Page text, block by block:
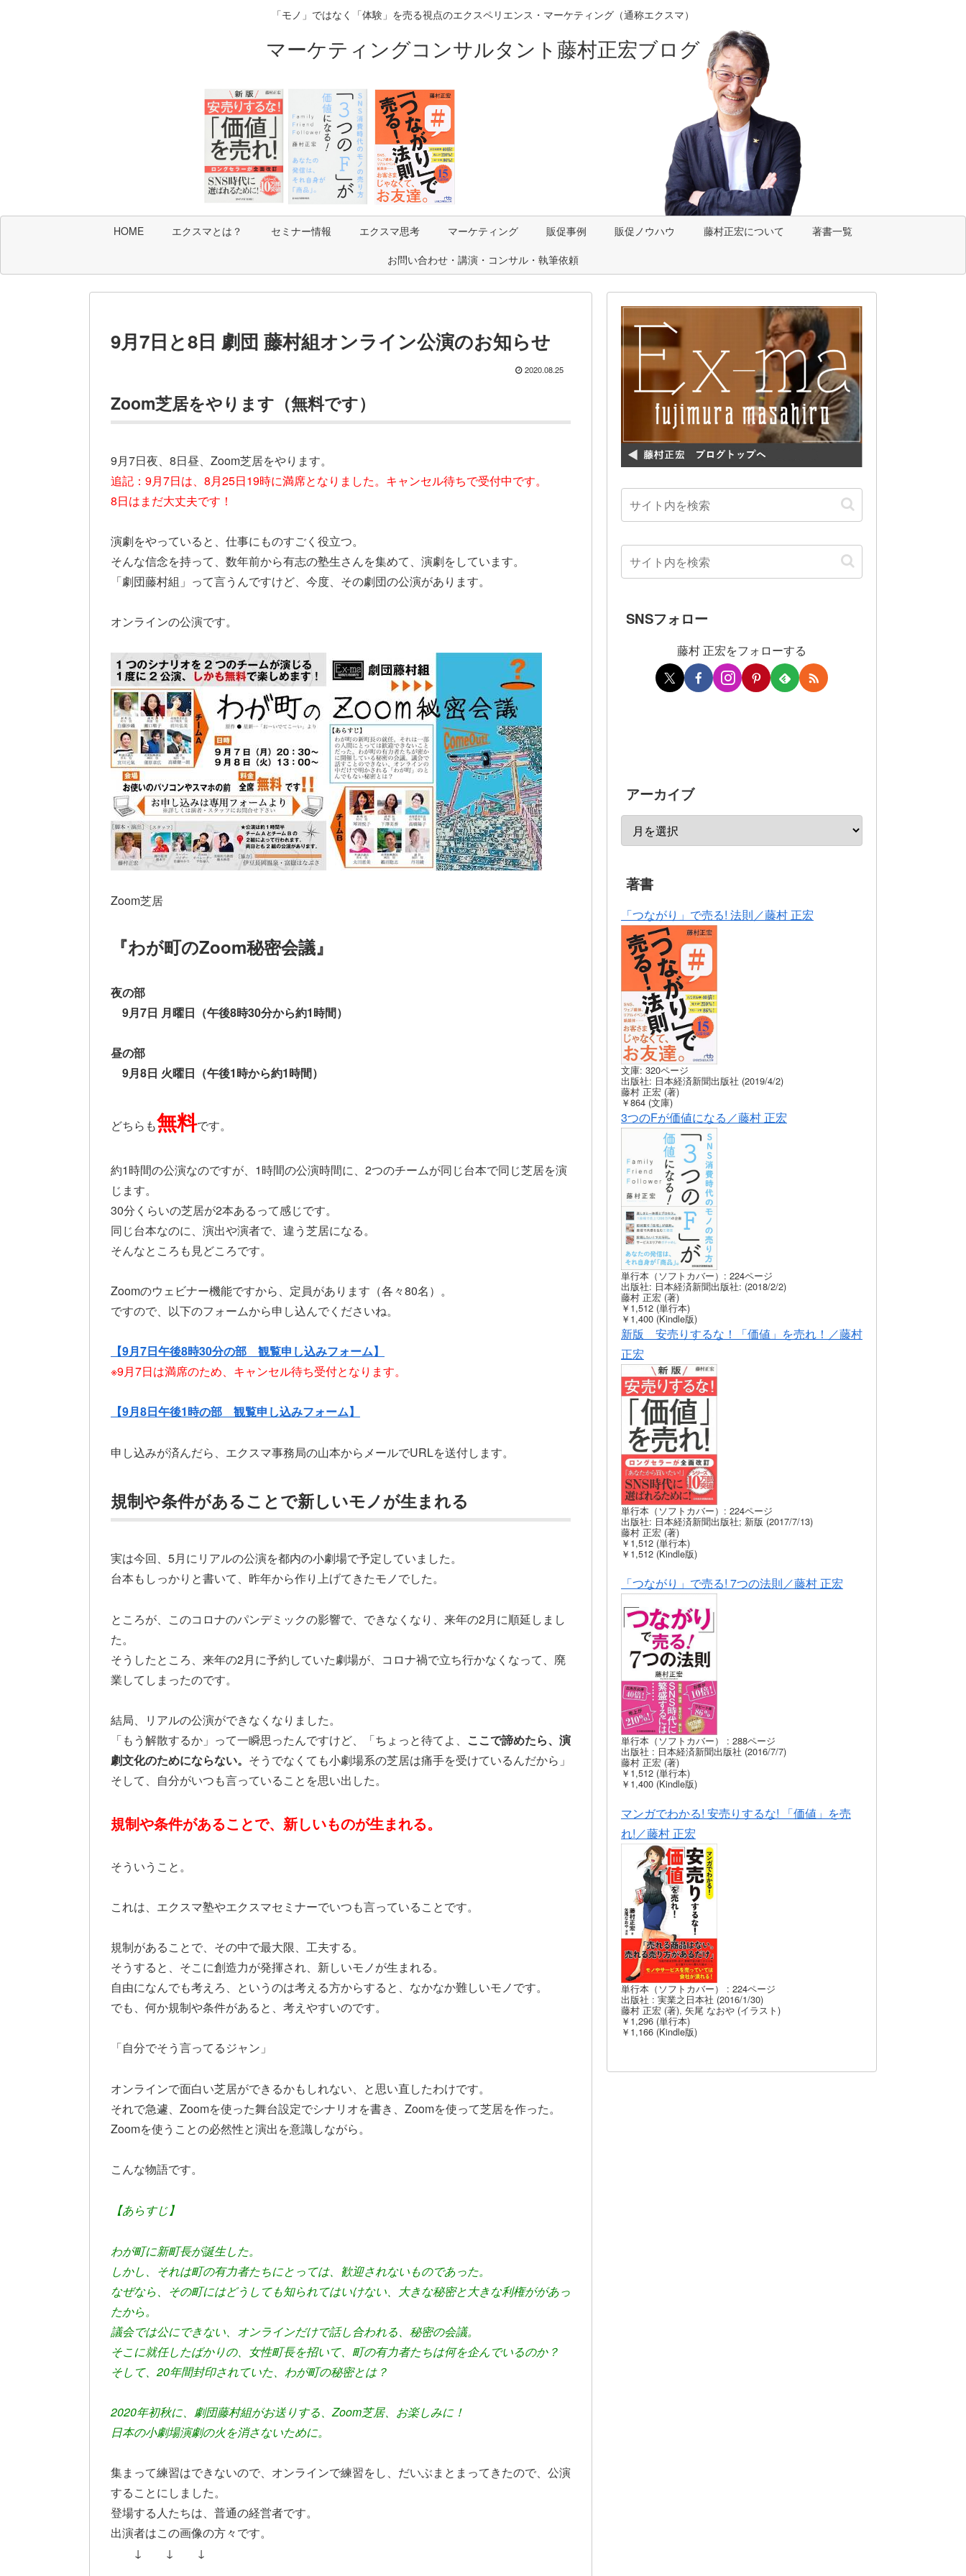
「モノ」ではなく「体験」を売る視点のエクスペリエンス・マーケティング（通称エクスマ）
マーケティングコンサルタント藤村正宏ブログ
HOME エクスマとは？ セミナー情報 エクスマ思考 マーケティング 販促事例 販促ノウハウ 藤村正宏について
著書一覧
お問い合わせ・講演・コンサル・執筆依頼
9月7日と8日 劇団 藤村組オンライン公演のお知らせ
2020.08.25
Zoom芝居をやります（無料です）
9月7日夜、8日昼、Zoom芝居をやります。
追記：9月7日は、8月25日19時に満席となりました。キャンセル待ちで受付中です。
8日はまだ大丈夫です！
演劇をやっていると、仕事にものすごく役立つ。
そんな信念を持って、数年前から有志の塾生さんを集めて、演劇をしています。
「劇団藤村組」って言うんですけど、今度、その劇団の公演があります。
オンラインの公演です。
Zoom芝居
『わが町のZoom秘密会議』
夜の部
9月7日 月曜日（午後8時30分から約1時間）
昼の部
9月8日 火曜日（午後1時から約1時間）
どちらも無料です。
約1時間の公演なのですが、1時間の公演時間に、2つのチームが同じ台本で同じ芝居を演
じます。
30分くらいの芝居が2本あるって感じです。
同じ台本なのに、演出や演者で、違う芝居になる。
そんなところも見どころです。
Zoomのウェビナー機能ですから、定員があります（各々80名）。
ですので、以下のフォームから申し込んでくださいね。
【9月7日午後8時30分の部 観覧申し込みフォーム】
※9月7日は満席のため、キャンセル待ち受付となります。
【9月8日午後1時の部 観覧申し込みフォーム】
申し込みが済んだら、エクスマ事務局の山本からメールでURLを送付します。
規制や条件があることで新しいモノが生まれる
実は今回、5月にリアルの公演を都内の小劇場で予定していました。
台本もしっかりと書いて、昨年から作り上げてきたモノでした。
ところが、このコロナのパンデミックの影響で、できなくなり、来年の2月に順延しまし
た。
そうしたところ、来年の2月に予約していた劇場が、コロナ禍で立ち行かなくなって、廃
業してしまったのです。
結局、リアルの公演ができなくなりました。
「もう解散するか」って一瞬思ったんですけど、「ちょっと待てよ、 ここで諦めたら、演
劇文化のためにならない。 そうでなくても小劇場系の芝居は痛手を受けているんだから」
そして、自分がいつも言っていることを思い出した。
規制や条件があることで、新しいものが生まれる。
そういうこと。
これは、エクスマ塾やエクスマセミナーでいつも言っていることです。
規制があることで、その中で最大限、工夫する。
そうすると、そこに創造力が発揮され、新しいモノが生まれる。
自由になんでも考えろ、というのは考える方からすると、なかなか難しいモノです。
でも、何か規制や条件があると、考えやすいのです。
「自分でそう言ってるジャン」
オンラインで面白い芝居ができるかもしれない、と思い直したわけです。
それで急遽、Zoomを使った舞台設定でシナリオを書き、Zoomを使って芝居を作った。
Zoomを使うことの必然性と演出を意識しながら。
こんな物語です。
【あらすじ】
わが町に新町長が誕生した。
しかし、それは町の有力者たちにとっては、歓迎されないものであった。
なぜなら、その町にはどうしても知られてはいけない、大きな秘密と大きな利権ががあっ
たから。
議会では公にできない、オンラインだけで話し合われる、秘密の会議。
そこに就任したばかりの、女性町長を招いて、町の有力者たちは何を企んでいるのか？
そして、20年間封印されていた、わが町の秘密とは？
2020年初秋に、劇団藤村組がお送りする、Zoom芝居、お楽しみに！
日本の小劇場演劇の火を消さないために。
集まって練習はできないので、オンラインで練習をし、だいぶまとまってきたので、公演
することにしました。
登場する人たちは、普通の経営者です。
出演者はこの画像の方々です。
↓ ↓ ↓
SNSフォロー
藤村 正宏をフォローする
アーカイブ
著書
「つながり」で売る! 法則／藤村 正宏
文庫: 320ページ
出版社: 日本経済新聞出版社 (2019/4/2)
藤村 正宏 (著)
￥864 (文庫)
3つのFが価値になる／藤村 正宏
単行本（ソフトカバー）: 224ページ
出版社: 日本経済新聞出版社: (2018/2/2)
藤村 正宏 (著)
￥1,512 (単行本)
￥1,400 (Kindle版)
新版 安売りするな！「価値」を売れ！／藤村
正宏
単行本（ソフトカバー）: 224ページ
出版社: 日本経済新聞出版社; 新版 (2017/7/13)
藤村 正宏 (著)
￥1,512 (単行本)
￥1,512 (Kindle版)
「つながり」で売る! 7つの法則／藤村 正宏
単行本（ソフトカバー） : 288ページ
出版社 : 日本経済新聞出版社 (2016/7/7)
藤村 正宏 (著)
￥1,512 (単行本)
￥1,400 (Kindle版)
マンガでわかる! 安売りするな! 「価値」を売
れ!／藤村 正宏
単行本（ソフトカバー） : 224ページ
出版社 : 実業之日本社 (2016/1/30)
藤村 正宏 (著), 矢尾 なおや (イラスト)
￥1,296 (単行本)
￥1,166 (Kindle版)